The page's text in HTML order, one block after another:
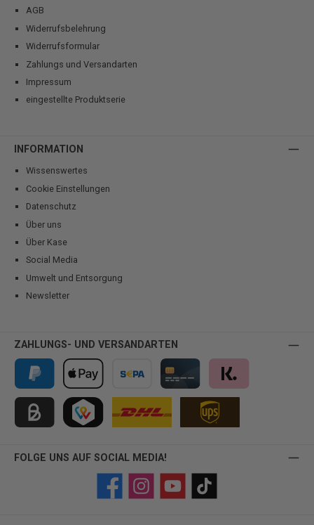
AGB
Widerrufsbelehrung
Widerrufsformular
Zahlungs und Versandarten
Impressum
eingestellte Produktserie
INFORMATION
Wissenswertes
Cookie Einstellungen
Datenschutz
Über uns
Über Kase
Social Media
Umwelt und Entsorgung
Newsletter
ZAHLUNGS- UND VERSANDARTEN
PayPal Apple Pay Vorkasse Kreditkarte Klarna
FOLGE UNS AUF SOCIAL MEDIA!
FacebookInstagramYouTube TikTok